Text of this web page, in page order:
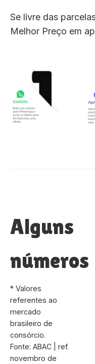
Se livre das
Melhor Preço em
Alguns
números
* Valores
referentes ao
mercado
brasileiro de
consórcio.
Fonte: ABAC | ref.
novembro de